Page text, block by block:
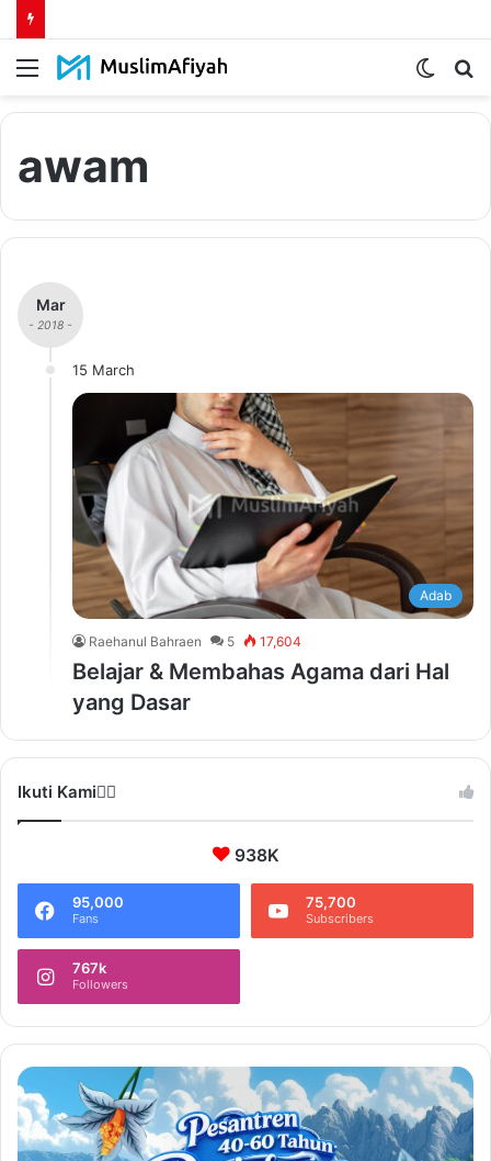
Menu
Switch
awam
Mar
- 2018 -
15 March
Adab
Raehanul Bahraen 5 17,604
Belajar & Membahas Agama dari Hal
yang Dasar
Ikuti Kami❤️‍🔥
938K
95,000
Fans
75,700
Subscribers
767k
Followers